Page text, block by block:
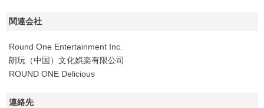
関連会社
Round One Entertainment Inc.
朗玩（中国）文化娯楽有限公司
ROUND ONE Delicious
連絡先